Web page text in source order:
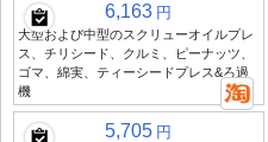
6,163 円
大型および中型のスクリューオイルプレ
ス、チリシード、クルミ、ピーナッツ、
ゴマ、綿実、ティーシードプレス&ろ過
機
5,705 円